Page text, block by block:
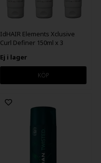
IdHAIR Elements Xclusive
Curl Definer 150ml x 3
Ej i lager